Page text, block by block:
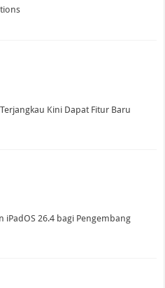
Kini Dapat Fitur Baru
iPadOS 26.4 bagi Pengembang